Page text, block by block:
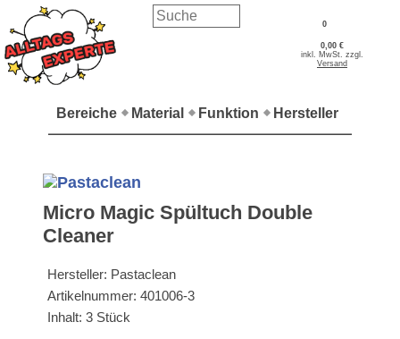
0
0,00 €
inkl. MwSt. zzgl.
Versand
Bereiche Material Funktion Hersteller
Micro Magic Spültuch Double
Cleaner
Hersteller: Pastaclean
Artikelnummer: 401006-3
Inhalt: 3 Stück